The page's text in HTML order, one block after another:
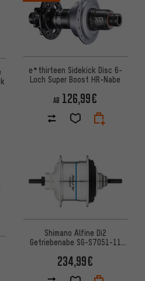
auf 1 Bewertungen
e*thirteen Sidekick Disc 6-
Loch Super Boost HR-Nabe
AB 126,99€
auf 2 Bewertungen
Shimano Alfine Di2
Getriebenabe SG-S7051-11
234,99€